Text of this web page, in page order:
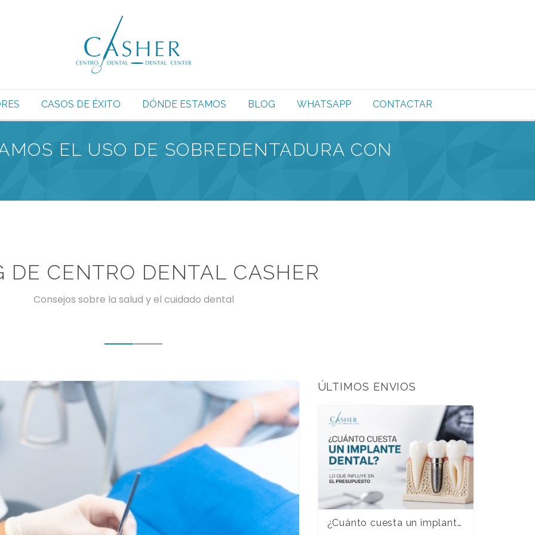
CASOS DE ÉXITO DÓNDE ESTAMOS BLOG WHATSAPP CONTACTAR
EL USO DE SOBREDENTADURA CON
DE CENTRO DENTAL CASHER
Consejos sobre la salud y el cuidado dental
ÚLTIMOS ENVIOS
¿Cuánto cuesta un implante dental en Alicante? Guía completa para entender el presupuesto